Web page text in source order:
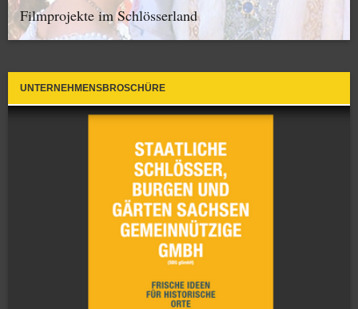
Filmprojekte im Schlösserland
UNTERNEHMENSBROSCHÜRE